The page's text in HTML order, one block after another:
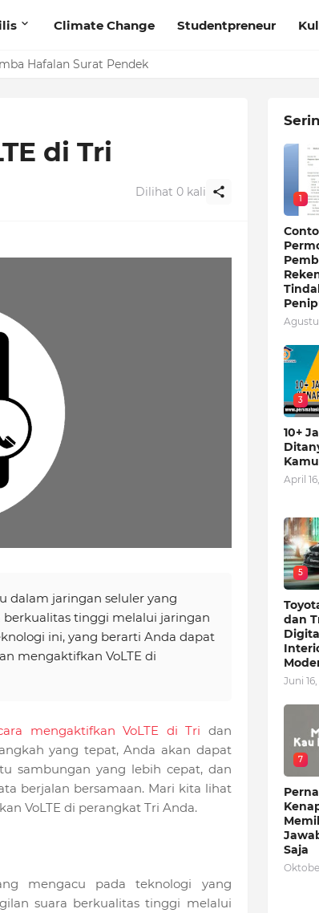
Climate Change Studentpreneur
Hafalan Surat Pendek
Suka Aku
di Tri
Dilihat 0kali
dalam jaringan seluler yang
tinggi melalui jaringan
ini, yang berarti Anda dapat
mengaktifkan VoLTE di
mengaktifkan VoLTE di Tri dan
yang tepat, Anda akan dapat
sambungan yang lebih cepat, dan
berjalan bersamaan. Mari kita lihat
VoLTE di perangkat Tri Anda.
mengacu pada teknologi yang
suara berkualitas tinggi melalui
1
3
10+
April
5
dan
Juni
7
Saja